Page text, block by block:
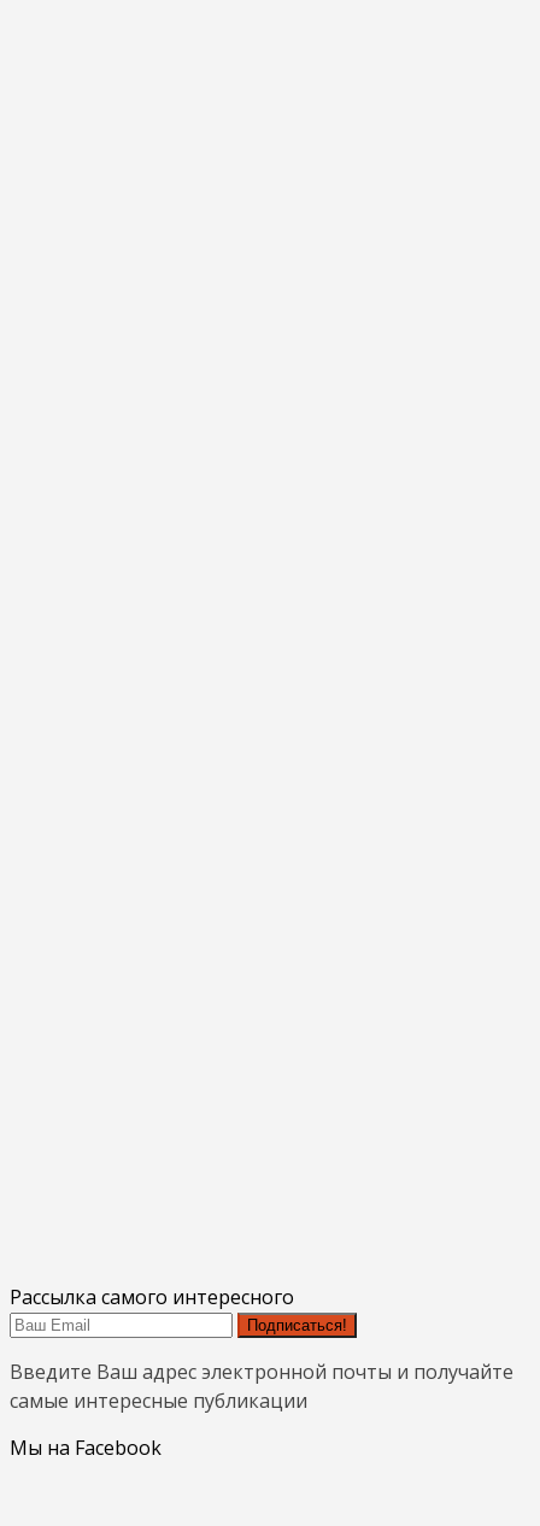
Рассылка самого интересного
Подписаться!
Введите Ваш адрес электронной почты и получайте
самые интересные публикации
Мы на Facebook